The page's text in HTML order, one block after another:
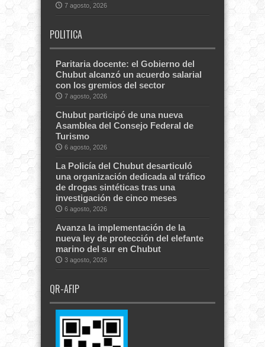
7 agosto, 2026
POLITICA
Paritaria docente: el Gobierno del
Chubut alcanzó un acuerdo salarial
con los gremios del sector
7 agosto, 2026
Chubut participó de una nueva
Asamblea del Consejo Federal de
Turismo
6 agosto, 2026
La Policía del Chubut desarticuló
una organización dedicada al tráfico
de drogas sintéticas tras una
investigación de cinco meses
6 agosto, 2026
Avanza la implementación de la
nueva ley de protección del elefante
marino del sur en Chubut
3 agosto, 2026
QR-AFIP